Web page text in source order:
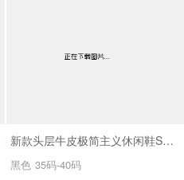
新款头层牛皮极简主义休闲鞋SA9809B
黑色 35码-40码